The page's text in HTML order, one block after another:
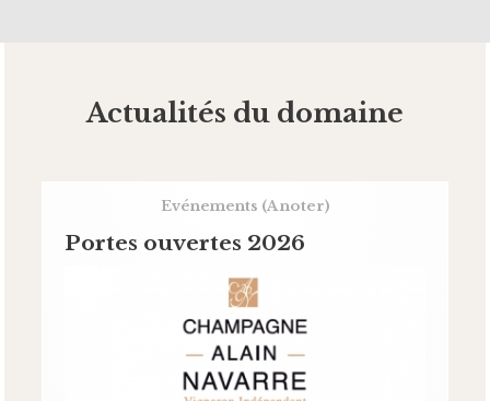
Actualités du domaine
Evénements (A noter)
Portes ouvertes 2026